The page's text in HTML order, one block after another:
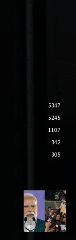
5347
5245
1107
342
305